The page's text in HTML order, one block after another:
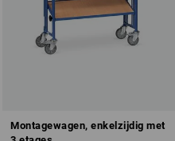
Montagewagen, enkelzijdig met